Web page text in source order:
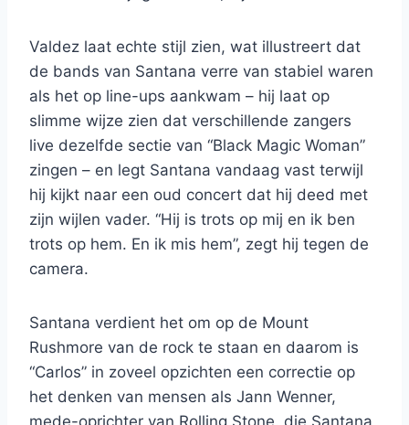
Valdez laat echte stijl zien, wat illustreert dat
de bands van Santana verre van stabiel waren
als het op line-ups aankwam – hij laat op
slimme wijze zien dat verschillende zangers
live dezelfde sectie van “Black Magic Woman”
zingen – en legt Santana vandaag vast terwijl
hij kijkt naar een oud concert dat hij deed met
zijn wijlen vader. “Hij is trots op mij en ik ben
trots op hem. En ik mis hem”, zegt hij tegen de
camera.
Santana verdient het om op de Mount
Rushmore van de rock te staan ​​en daarom is
“Carlos” in zoveel opzichten een correctie op
het denken van mensen als Jann Wenner,